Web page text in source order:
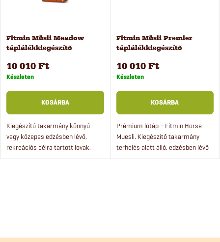
s
e
a
Fitmin Müsli Meadow
táplálékkiegészítő
10 010 Ft
Készleten
KOSÁRBA
Kiegészítő takarmány könnyű
vagy közepes edzésben lévő,
rekreációs célra tartott lovak,
tenyészkancák, 24 hónaposnál
Fitmin Müsli Premier
táplálékkiegészítő
10 010 Ft
Készleten
KOSÁRBA
Prémium lótáp – Fitmin Horse
Muesli. Kiegészítő takarmány
terhelés alatt álló, edzésben lévő
lovak, hobbilovak, tenyészkancák,